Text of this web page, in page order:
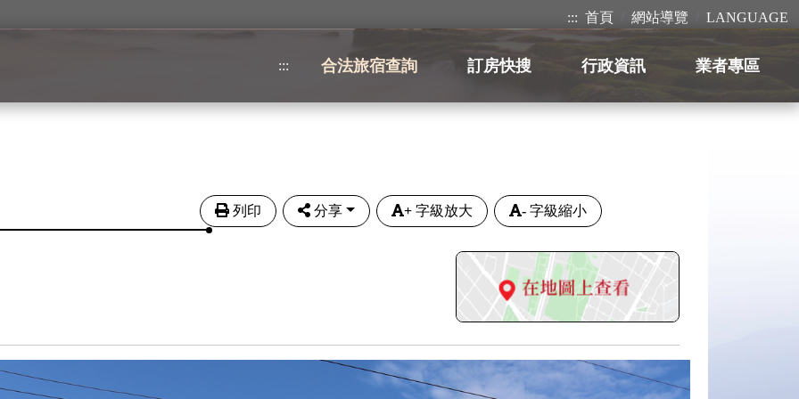
::: 首頁 網站導覽 LANGUAGE
::: 合法旅宿查詢 訂房快搜 行政資訊 業者專區
列印 分享 + 字級放大 - 字級縮小